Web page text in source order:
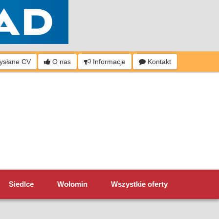
CV O nas Informacje Kontakt
Siedlce Wołomin Wszystkie oferty